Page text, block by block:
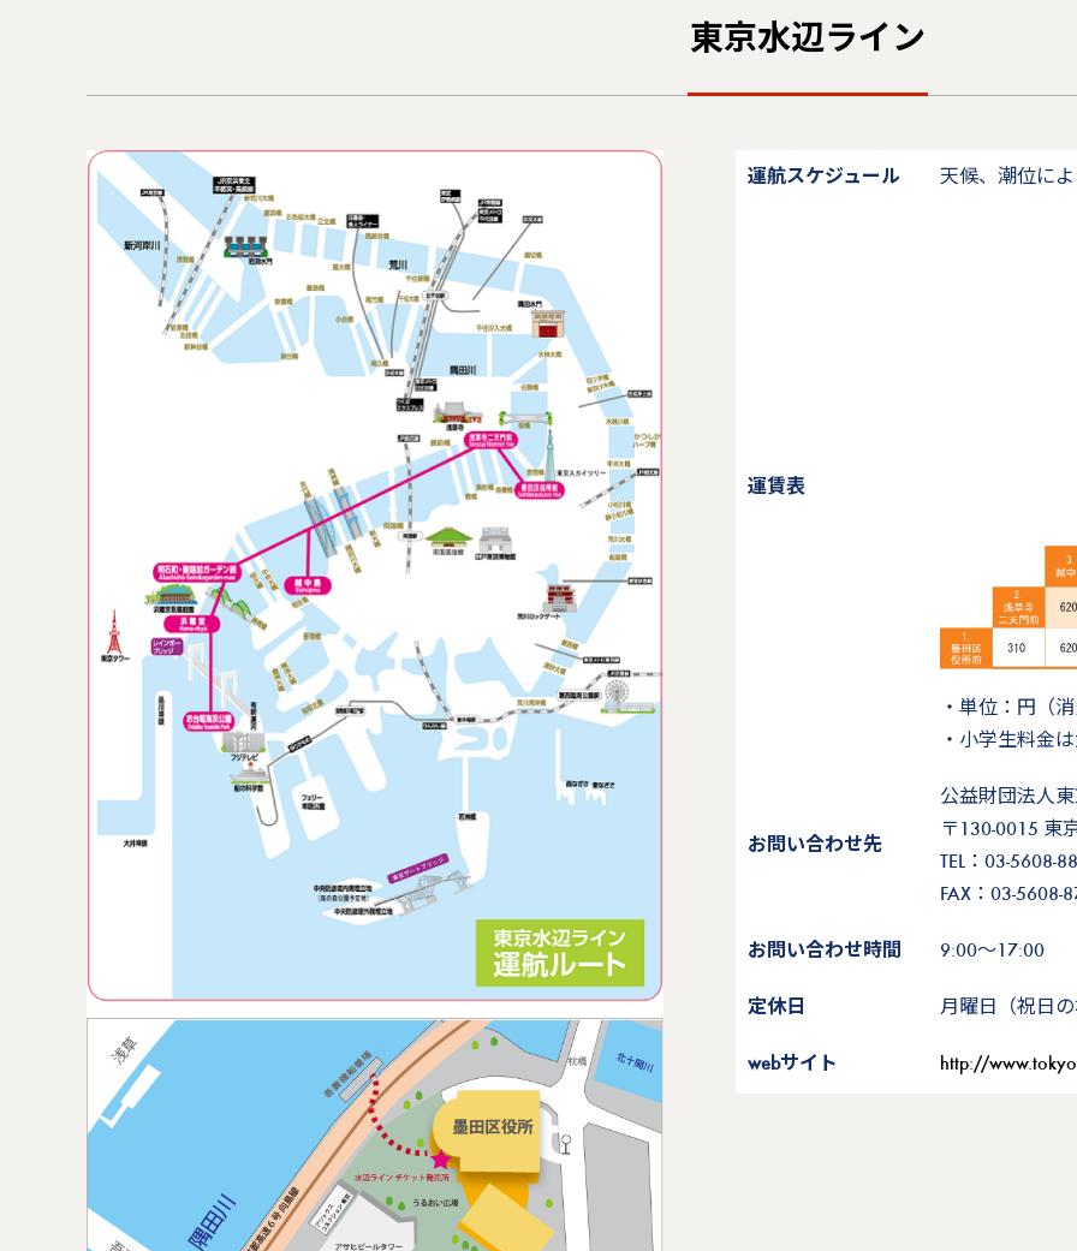
東京水辺ライン
運航スケジュール 天候、潮位に
運賃表
・単位：円（
・小学生料金
お問い合わせ先
公益財団法人
〒130-0015 東
TEL：03-5608-
FAX：03-5608-
お問い合わせ時間 9:00～17:00
定休日 月曜日（祝日
webサイト http://